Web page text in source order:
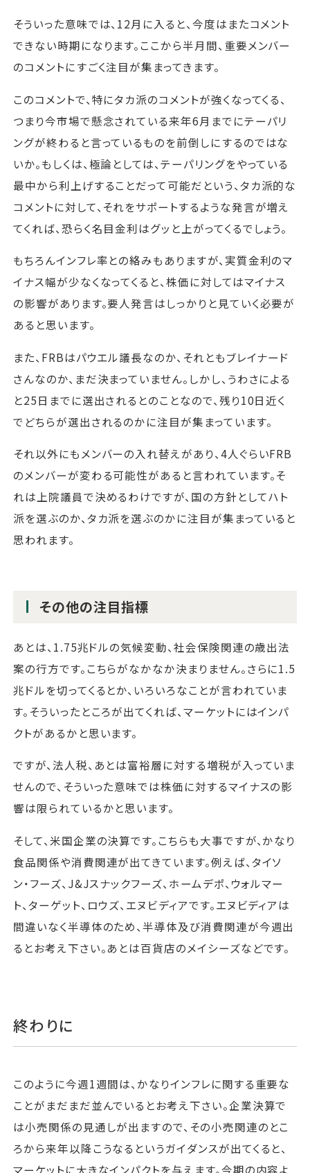
そういった意味では、12月に入ると、今度はまたコメント
できない時期になります。ここから半月間、重要メンバー
のコメントにすごく注目が集まってきます。
このコメントで、特にタカ派のコメントが強くなってくる、
つまり今市場で懸念されている来年6月までにテーパリ
ングが終わると言っているものを前倒しにするのではな
いか。もしくは、極論としては、テーパリングをやっている
最中から利上げすることだって可能だという、タカ派的な
コメントに対して、それをサポートするような発言が増え
てくれば、恐らく名目金利はグッと上がってくるでしょう。
もちろんインフレ率との絡みもありますが、実質金利のマ
イナス幅が少なくなってくると、株価に対してはマイナス
の影響があります。要人発言はしっかりと見ていく必要が
あると思います。
また、FRBはパウエル議長なのか、それともブレイナード
さんなのか、まだ決まっていません。しかし、うわさによる
と25日までに選出されるとのことなので、残り10日近く
でどちらが選出されるのかに注目が集まっています。
それ以外にもメンバーの入れ替えがあり、4人ぐらいFRB
のメンバーが変わる可能性があると言われています。そ
れは上院議員で決めるわけですが、国の方針としてハト
派を選ぶのか、タカ派を選ぶのかに注目が集まっていると
思われます。
その他の注目指標
あとは、1.75兆ドルの気候変動、社会保険関連の歳出法
案の行方です。こちらがなかなか決まりません。さらに1.5
兆ドルを切ってくるとか、いろいろなことが言われていま
す。そういったところが出てくれば、マーケットにはインパ
クトがあるかと思います。
ですが、法人税、あとは富裕層に対する増税が入っていま
せんので、そういった意味では株価に対するマイナスの影
響は限られているかと思います。
そして、米国企業の決算です。こちらも大事ですが、かなり
食品関係や消費関連が出てきています。例えば、タイソ
ン・フーズ、J&Jスナックフーズ、ホームデポ、ウォルマー
ト、ターゲット、ロウズ、エヌビディアです。エヌビディアは
間違いなく半導体のため、半導体及び消費関連が今週出
るとお考え下さい。あとは百貨店のメイシーズなどです。
終わりに
このように今週1週間は、かなりインフレに関する重要な
ことがまだまだ並んでいるとお考え下さい。企業決算で
は小売関係の見通しが出ますので、その小売関連のとこ
ろから来年以降こうなるというガイダンスが出てくると、
マーケットに大きなインパクトを与えます。今期の内容よ